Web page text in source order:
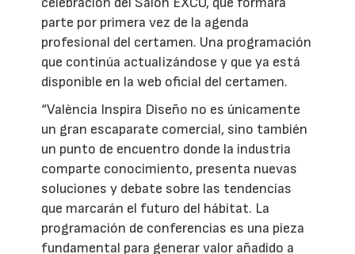
parte por primera vez de la agenda
profesional del certamen. Una programación
que continúa actualizándose y que ya está
disponible en la web oficial del certamen.
“València Inspira Diseño no es únicamente
un gran escaparate comercial, sino también
un punto de encuentro donde la industria
comparte conocimiento, presenta nuevas
soluciones y debate sobre las tendencias
que marcarán el futuro del hábitat. La
programación de conferencias es una pieza
fundamental para generar valor añadido a